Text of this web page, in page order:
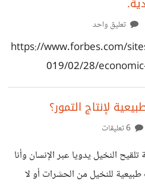
تعليق واحد
https://www.forbes.com/
019/02/28/
لإنتاج التمور؟
النخيل يدويا عبر الإنسان وأنا
للنخيل من الحشرات أو لا